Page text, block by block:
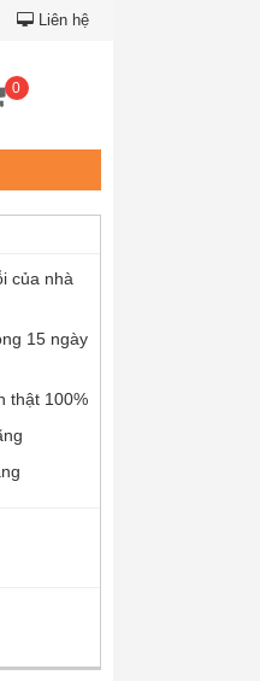
Liên hệ
0
của nhà
15 ngày
thật 100%